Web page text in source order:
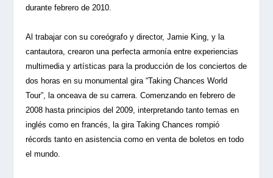
durante febrero de 2010.
Al trabajar con su coreógrafo y director, Jamie King, y la
cantautora, crearon una perfecta armonía entre experiencias
multimedia y artísticas para la producción de los conciertos de
dos horas en su monumental gira “Taking Chances World
Tour”, la onceava de su carrera. Comenzando en febrero de
2008 hasta principios del 2009, interpretando tanto temas en
inglés como en francés, la gira Taking Chances rompió
récords tanto en asistencia como en venta de boletos en todo
el mundo.